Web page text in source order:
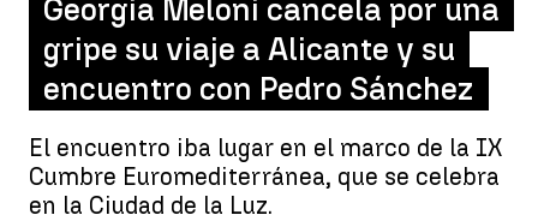
Georgia Meloni cancela por una
gripe su viaje a Alicante y su
encuentro con Pedro Sánchez
El encuentro iba lugar en el marco de la IX
Cumbre Euromediterránea, que se celebra
en la Ciudad de la Luz.